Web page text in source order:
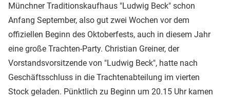
Münchner Traditionskaufhaus "Ludwig Beck" schon
Anfang September, also gut zwei Wochen vor dem
offiziellen Beginn des Oktoberfests, auch in diesem Jahr
eine große Trachten-Party. Christian Greiner, der
Vorstandsvorsitzende von "Ludwig Beck", hatte nach
Geschäftsschluss in die Trachtenabteilung im vierten
Stock geladen. Pünktlich zu Beginn um 20.15 Uhr kamen